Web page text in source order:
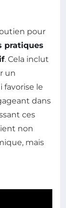
pour
pratiques
. Cela inclut
un
favorise le
dans
ces
non
mais